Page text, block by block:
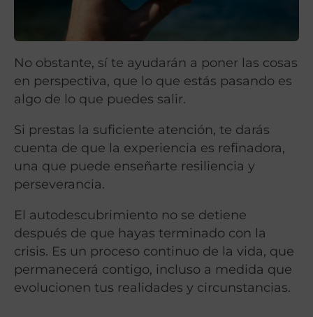
No obstante, sí te ayudarán a poner las cosas
en perspectiva, que lo que estás pasando es
algo de lo que puedes salir.
Si prestas la suficiente atención, te darás
cuenta de que la experiencia es refinadora,
una que puede enseñarte resiliencia y
perseverancia.
El autodescubrimiento no se detiene
después de que hayas terminado con la
crisis. Es un proceso continuo de la vida, que
permanecerá contigo, incluso a medida que
evolucionen tus realidades y circunstancias.